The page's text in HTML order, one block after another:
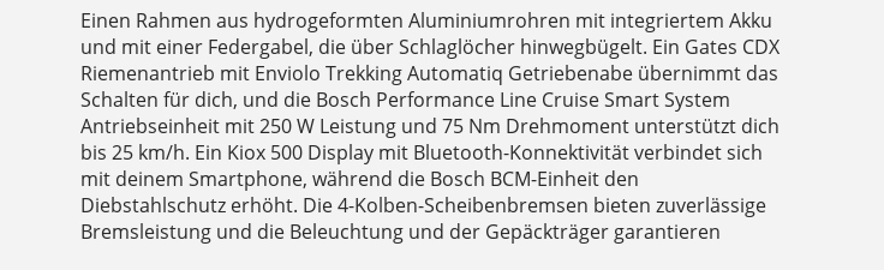
Einen Rahmen aus hydrogeformten Aluminiumrohren mit integriertem Akku
und mit einer Federgabel, die über Schlaglöcher hinwegbügelt. Ein Gates CDX
Riemenantrieb mit Enviolo Trekking Automatiq Getriebenabe übernimmt das
Schalten für dich, und die Bosch Performance Line Cruise Smart System
Antriebseinheit mit 250 W Leistung und 75 Nm Drehmoment unterstützt dich
bis 25 km/h. Ein Kiox 500 Display mit Bluetooth-Konnektivität verbindet sich
mit deinem Smartphone, während die Bosch BCM-Einheit den
Diebstahlschutz erhöht. Die 4-Kolben-Scheibenbremsen bieten zuverlässige
Bremsleistung und die Beleuchtung und der Gepäckträger garantieren